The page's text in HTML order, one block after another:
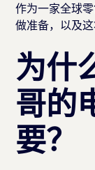
作为一家全球
做准备，以及
为什
哥的
要？